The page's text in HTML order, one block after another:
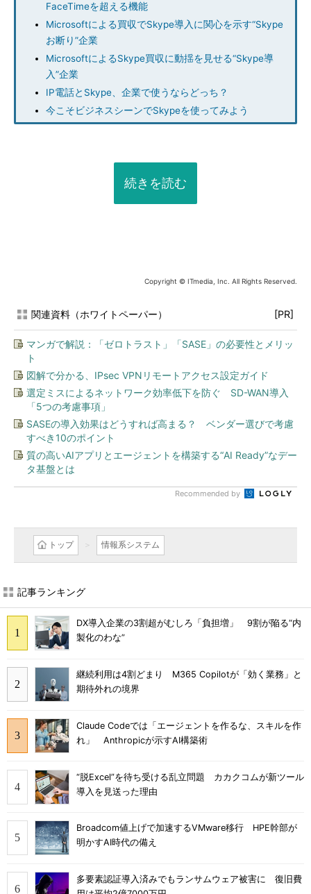
FaceTimeを超える機能
Microsoftによる買収でSkype導入に関心を示す“Skype
お断り”企業
MicrosoftによるSkype買収に動揺を見せる“Skype導
入”企業
IP電話とSkype、企業で使うならどっち？
今こそビジネスシーンでSkypeを使ってみよう
続きを読む
Copyright © ITmedia, Inc. All Rights Reserved.
関連資料（ホワイトペーパー） [PR]
マンガで解説：「ゼロトラスト」「SASE」の必要性とメリッ
ト
図解で分かる、IPsec VPNリモートアクセス設定ガイド
選定ミスによるネットワーク効率低下を防ぐ SD-WAN導入
「5つの考慮事項」
SASEの導入効果はどうすれば高まる？ ベンダー選びで考慮
すべき10のポイント
質の高いAIアプリとエージェントを構築する“AI Ready”なデー
タ基盤とは
Recommended by
トップ 情報系システム
記事ランキング
DX導入企業の3割超がむしろ「負担増」 9割が陥る“内
製化のわな”
継続利用は4割どまり M365 Copilotが「効く業務」と
期待外れの境界
Claude Codeでは「エージェントを作るな、スキルを作
れ」 Anthropicが示すAI構築術
“脱Excel”を待ち受ける乱立問題 カカクコムが新ツール
導入を見送った理由
Broadcom値上げで加速するVMware移行 HPE幹部が
明かすAI時代の備え
多要素認証導入済みでもランサムウェア被害に 復旧費